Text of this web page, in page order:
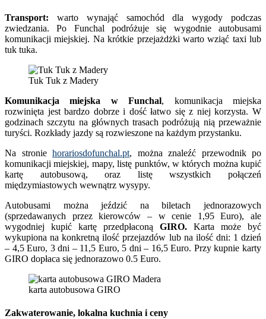
Transport: warto wynająć samochód dla wygody podczas
zwiedzania. Po Funchal podróżuje się wygodnie autobusami
komunikacji miejskiej. Na krótkie przejażdżki warto wziąć taxi lub
tuk tuka.
Tuk Tuk z Madery
Komunikacja miejska w Funchal, komunikacja miejska
rozwinięta jest bardzo dobrze i dość łatwo się z niej korzysta. W
godzinach szczytu na głównych trasach podróżują nią przeważnie
turyści. Rozkłady jazdy są rozwieszone na każdym przystanku.
Na stronie horariosdofunchal.pt, można znaleźć przewodnik po
komunikacji miejskiej, mapy, listę punktów, w których można kupić
kartę autobusową, oraz listę wszystkich połączeń
międzymiastowych wewnątrz wysypy.
Autobusami można jeździć na biletach jednorazowych
(sprzedawanych przez kierowców – w cenie 1,95 Euro), ale
wygodniej kupić kartę przedpłaconą GIRO. Karta może być
wykupiona na konkretną ilość przejazdów lub na ilość dni: 1 dzień
– 4,5 Euro, 3 dni – 11,5 Euro, 5 dni – 16,5 Euro. Przy kupnie karty
GIRO dopłaca się jednorazowo 0.5 Euro.
karta autobusowa GIRO
Zakwaterowanie, lokalna kuchnia i ceny